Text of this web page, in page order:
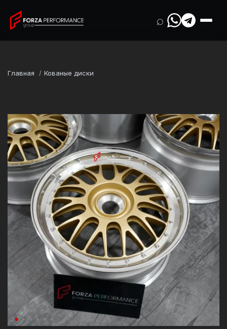
⌕
Главная Кованые диски
Марка
Porsche